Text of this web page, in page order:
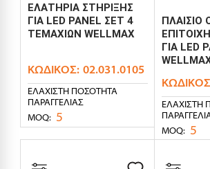
ΕΛΑΤΗΡΙΑ ΣΤΗΡΙΞΗΣ
ΓΙΑ LED PANEL ΣΕΤ 4
ΤΕΜΑΧΙΩΝ WELLMAX
ΚΩΔΙΚΌΣ: 02.031.0105
ΕΛΆΧΙΣΤΗ ΠΟΣΌΤΗΤΑ
ΠΑΡΑΓΓΕΛΊΑΣ
MOQ: 5
ΠΛΑΙΣΙΟ
ΓΙΑ LED
ΕΛΆΧΙΣΤΗ
MOQ: 5